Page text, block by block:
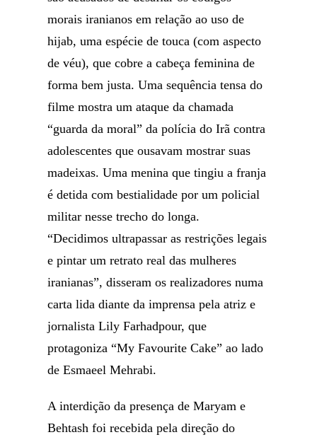
morais iranianos em relação ao uso de
hijab, uma espécie de touca (com aspecto
de véu), que cobre a cabeça feminina de
forma bem justa. Uma sequência tensa do
filme mostra um ataque da chamada
“guarda da moral” da polícia do Irã contra
adolescentes que ousavam mostrar suas
madeixas. Uma menina que tingiu a franja
é detida com bestialidade por um policial
militar nesse trecho do longa.
“Decidimos ultrapassar as restrições legais
e pintar um retrato real das mulheres
iranianas”, disseram os realizadores numa
carta lida diante da imprensa pela atriz e
jornalista Lily Farhadpour, que
protagoniza “My Favourite Cake” ao lado
de Esmaeel Mehrabi.
A interdição da presença de Maryam e
Behtash foi recebida pela direção do